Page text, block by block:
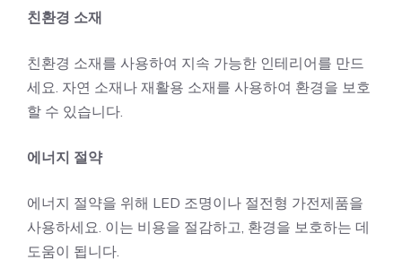
친환경 소재
친환경 소재를 사용하여 지속 가능한 인테리어를 만드
세요. 자연 소재나 재활용 소재를 사용하여 환경을 보호
할 수 있습니다.
에너지 절약
에너지 절약을 위해 LED 조명이나 절전형 가전제품을
사용하세요. 이는 비용을 절감하고, 환경을 보호하는 데
도움이 됩니다.